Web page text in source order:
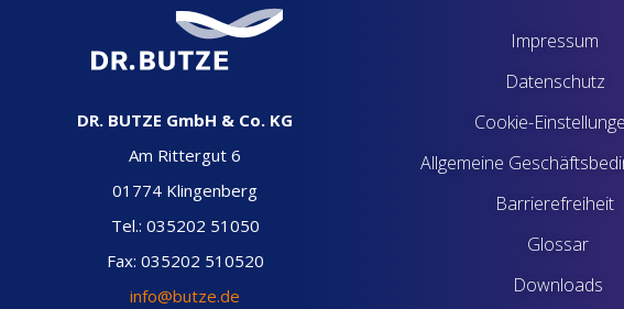
DR. BUTZE GmbH & Co. KG
Am Rittergut 6
01774 Klingenberg
Tel.: 035202 51050
Fax: 035202 510520
info@butze.de
Impressum
Datenschutz
Cookie-
Allgemeine
Barrierefreiheit
Glossar
Downloads